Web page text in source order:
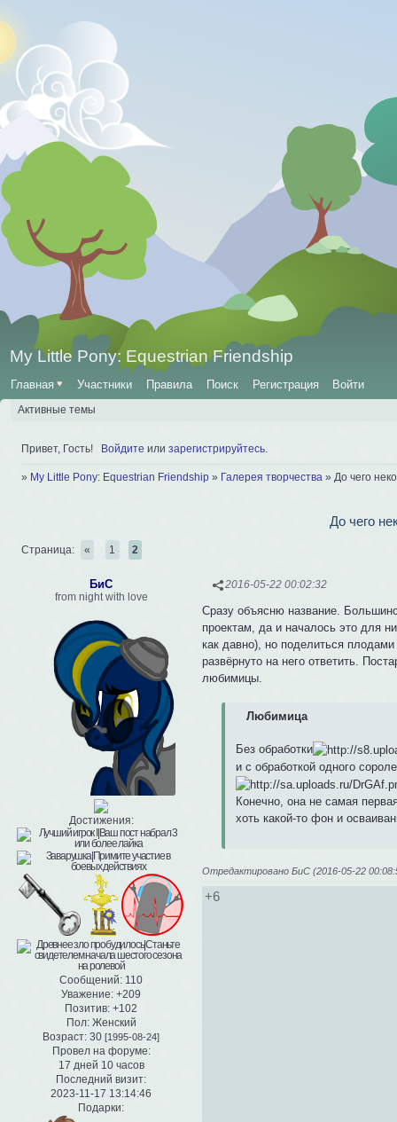
My Little Pony: Equestrian Friendship
Главная ♥ Участники Правила Поиск Регистрация Войти
Активные темы
Привет, Гость! Войдите или зарегистрируйтесь
» My Little Pony: Equestrian Friendship » Галерея творчества » До чего
До чего
Страница: « 1 2
2016-05-22 00:02:32
БиС
from night with love
Достижения:
Сообщений: 110
Уважение: +209
Позитив: +102
Пол:Женский
Возраст: 30 [1995-08-24]
Провел на форуме:
17 дней 10 часов
Последний визит:
2023-11-17 13:14:46
Подарки:
Сразу объясню название.
проектам, да и началось это для
как давно), но поделиться
развёрнуто на него ответить.
любимицы.
Любимица
Без обработки
и с обработкой одного
Конечно, она не самая
хоть какой-то фон и
Отредактировано БиС (2016-05-22
+6